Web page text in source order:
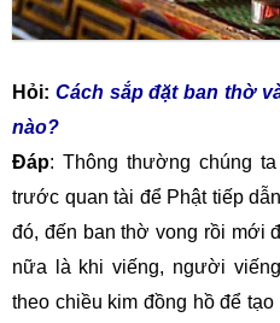
Hỏi: Cách sắp đặt ban thờ
nào?
Đáp: Thông thường chúng
trước quan tài để Phật tiếp
đó, đến ban thờ vong rồi mới
nữa là khi viếng, người
theo chiều kim đồng hồ để